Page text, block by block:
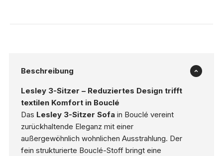
Beschreibung
Lesley 3-Sitzer – Reduziertes Design trifft
textilen Komfort in Bouclé
Das Lesley 3-Sitzer Sofain Bouclé vereint
zurückhaltende Eleganz mit einer
außergewöhnlich wohnlichen Ausstrahlung. Der
fein strukturierte Bouclé-Stoff bringt eine